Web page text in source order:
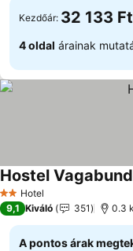
Kezdőár: 32 133 Ft
4 oldal árainak
2 Kategória
Hotel
Hostel
9,1 Kiváló 351 0.3
A pontos árak